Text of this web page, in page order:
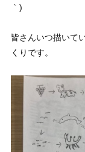
｀)
皆さんいつ描いて
くりです。